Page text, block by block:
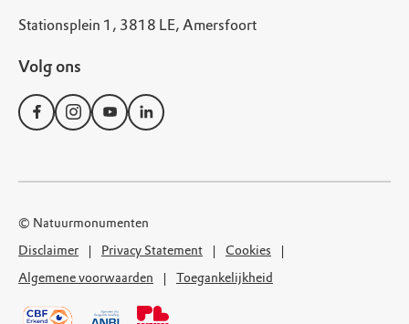
Stationsplein 1, 3818 LE, Amersfoort
Volg ons
© Natuurmonumenten
Disclaimer
Privacy Statement
Cookies
Algemene voorwaarden
Toegankelijkheid